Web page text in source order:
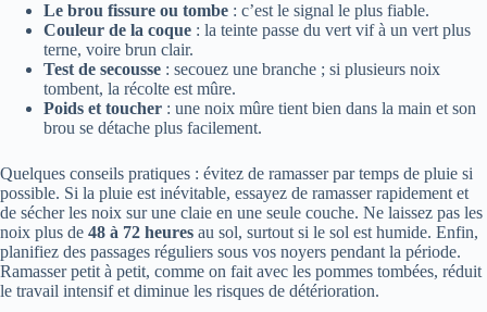
Le brou fissure ou tombe : c’est le signal le plus fiable.
Couleur de la coque : la teinte passe du vert vif à un vert plus
terne, voire brun clair.
Test de secousse : secouez une branche ; si plusieurs noix
tombent, la récolte est mûre.
Poids et toucher : une noix mûre tient bien dans la main et son
brou se détache plus facilement.
Quelques conseils pratiques : évitez de ramasser par temps de pluie si
possible. Si la pluie est inévitable, essayez de ramasser rapidement et
de sécher les noix sur une claie en une seule couche. Ne laissez pas les
noix plus de 48 à 72 heures au sol, surtout si le sol est humide. Enfin,
planifiez des passages réguliers sous vos noyers pendant la période.
Ramasser petit à petit, comme on fait avec les pommes tombées, réduit
le travail intensif et diminue les risques de détérioration.